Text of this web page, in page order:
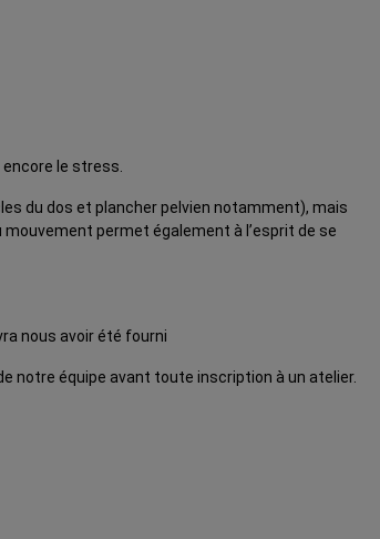
le stress.
du dos et plancher pelvien notamment), mais
permet également à l’esprit de se
nous avoir été fourni
notre équipe avant toute inscription à un atelier.